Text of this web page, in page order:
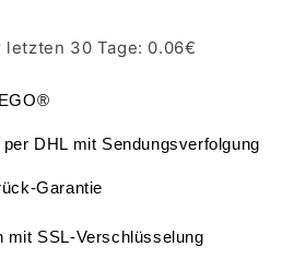
30 Tage: 0.06€
DHL mit Sendungsverfolgung
Garantie
mit SSL-Verschlüsselung